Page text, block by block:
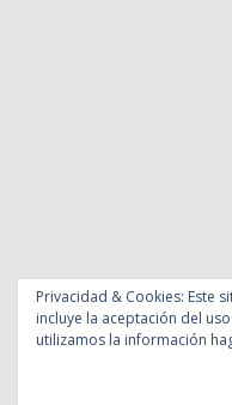
Privacidad & Cookies: Este
incluye la aceptación del
utilizamos la información